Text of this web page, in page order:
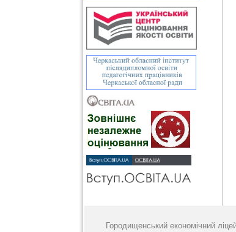
Городищенський економічний